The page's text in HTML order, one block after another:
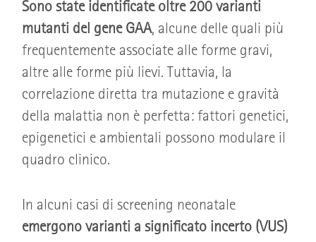
Sono state identificate oltre 200 varianti
mutanti del gene GAA, alcune delle quali più
frequentemente associate alle forme gravi,
altre alle forme più lievi. Tuttavia, la
correlazione diretta tra mutazione e gravità
della malattia non è perfetta: fattori genetici,
epigenetici e ambientali possono modulare il
quadro clinico.
In alcuni casi di screening neonatale
emergono varianti a significato incerto (VUS)